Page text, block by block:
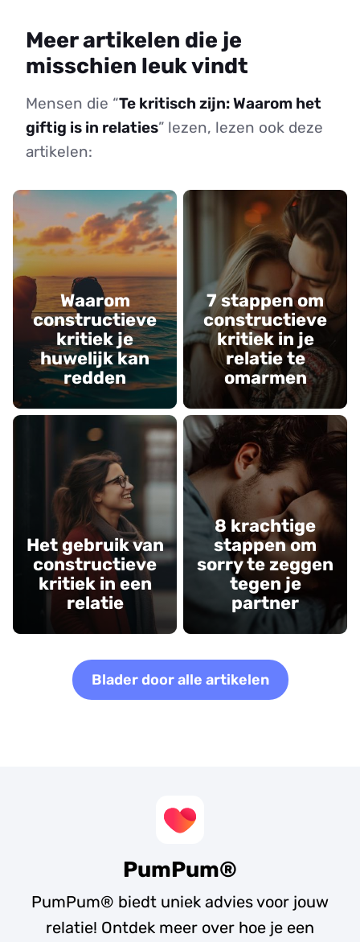
Meer artikelen die je
misschien leuk vindt
Mensen die “Te kritisch zijn: Waarom het
giftig is in relaties” lezen, lezen ook deze
artikelen:
Waarom
constructieve
kritiek je
huwelijk kan
redden
7 stappen om
constructieve
kritiek in je
relatie te
omarmen
Het gebruik van
constructieve
kritiek in een
relatie
8 krachtige
stappen om
sorry te zeggen
tegen je
partner
Blader door alle artikelen
PumPum®
PumPum® biedt uniek advies voor jouw
relatie! Ontdek meer over hoe je een